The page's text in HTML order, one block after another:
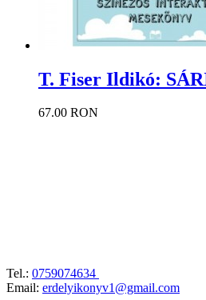
T. Fiser Ildikó:
67.00 RON
Tel.: 0759074634
Email: erdelyikonyv1@gmail.com